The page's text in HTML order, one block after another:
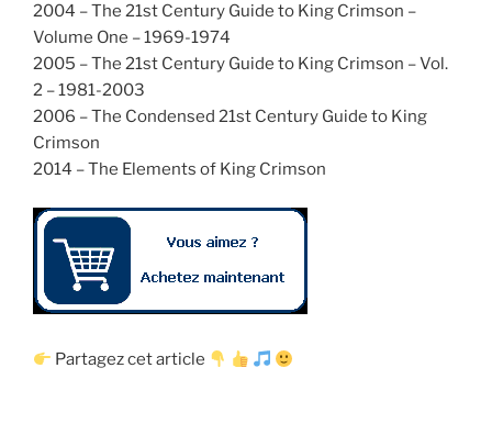
2004 – The 21st Century Guide to King Crimson –
Volume One – 1969-1974
2005 – The 21st Century Guide to King Crimson – Vol.
2 – 1981-2003
2006 – The Condensed 21st Century Guide to King
Crimson
2014 – The Elements of King Crimson
Partagez cet article